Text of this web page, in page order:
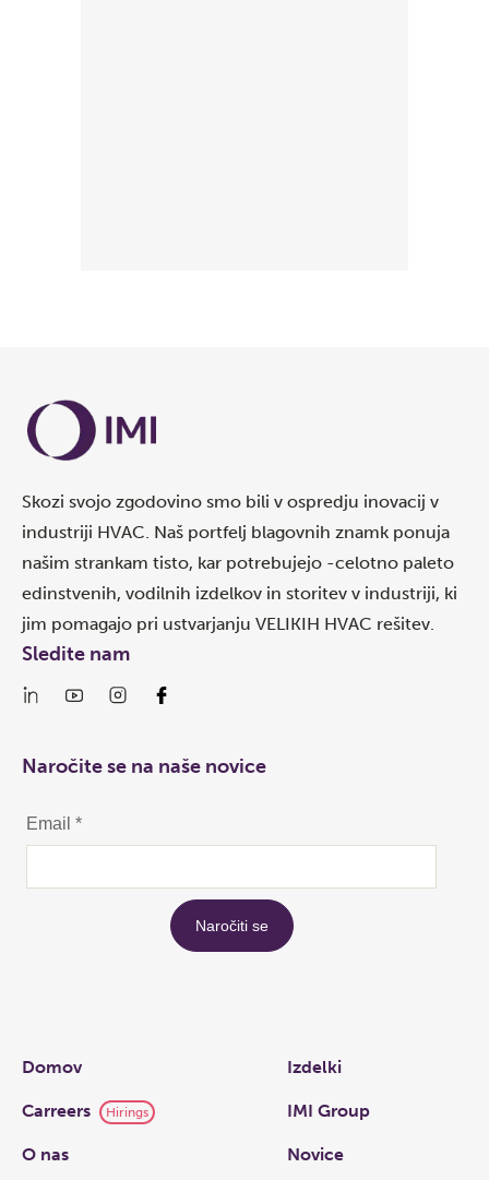
Skozi svojo zgodovino smo bili v ospredju inovacij v
industriji HVAC. Naš portfelj blagovnih znamk ponuja
našim strankam tisto, kar potrebujejo -celotno paleto
edinstvenih, vodilnih izdelkov in storitev v industriji, ki
jim pomagajo pri ustvarjanju VELIKIH HVAC rešitev.
Links
Domov Izdelki
Carreers Hirings IMI Group
O nas Novice
Sledite nam
Naročite se na naše novice